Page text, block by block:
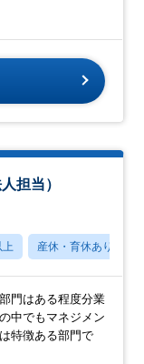
担当）
産休・育休あり
門はある程度分業
中でもマネジメン
特徴ある部門で